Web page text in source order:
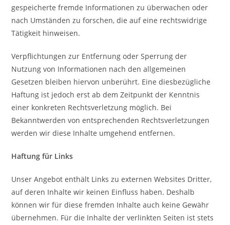
gespeicherte fremde Informationen zu überwachen oder
nach Umständen zu forschen, die auf eine rechtswidrige
Tätigkeit hinweisen.
Verpflichtungen zur Entfernung oder Sperrung der
Nutzung von Informationen nach den allgemeinen
Gesetzen bleiben hiervon unberührt. Eine diesbezügliche
Haftung ist jedoch erst ab dem Zeitpunkt der Kenntnis
einer konkreten Rechtsverletzung möglich. Bei
Bekanntwerden von entsprechenden Rechtsverletzungen
werden wir diese Inhalte umgehend entfernen.
Haftung für Links
Unser Angebot enthält Links zu externen Websites Dritter,
auf deren Inhalte wir keinen Einfluss haben. Deshalb
können wir für diese fremden Inhalte auch keine Gewähr
übernehmen. Für die Inhalte der verlinkten Seiten ist stets